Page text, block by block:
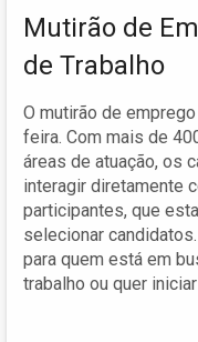
Mutirão de
de Trabalho
O mutirão de
feira. Com mais de
áreas de atuação, os
interagir diretamente
participantes, que
selecionar
para quem está em
trabalho ou quer